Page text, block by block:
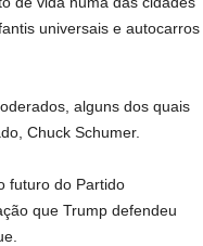
universais e autocarros
alguns dos quais
Chuck Schumer.
futuro do Partido
que Trump defendeu